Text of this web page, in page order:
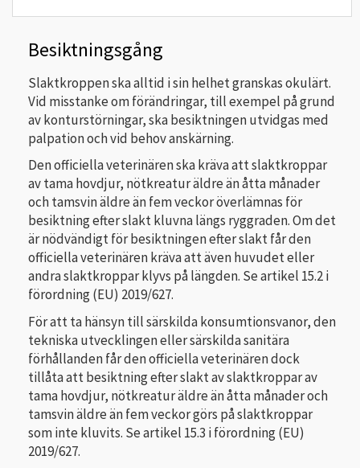
Besiktningsgång
Slaktkroppen ska alltid i sin helhet granskas okulärt.
Vid misstanke om förändringar, till exempel på grund
av konturstörningar, ska besiktningen utvidgas med
palpation och vid behov anskärning.
Den officiella veterinären ska kräva att slaktkroppar
av tama hovdjur, nötkreatur äldre än åtta månader
och tamsvin äldre än fem veckor överlämnas för
besiktning efter slakt kluvna längs ryggraden. Om det
är nödvändigt för besiktningen efter slakt får den
officiella veterinären kräva att även huvudet eller
andra slaktkroppar klyvs på längden. Se artikel 15.2 i
förordning (EU) 2019/627.
För att ta hänsyn till särskilda konsumtionsvanor, den
tekniska utvecklingen eller särskilda sanitära
förhållanden får den officiella veterinären dock
tillåta att besiktning efter slakt av slaktkroppar av
tama hovdjur, nötkreatur äldre än åtta månader och
tamsvin äldre än fem veckor görs på slaktkroppar
som inte kluvits. Se artikel 15.3 i förordning (EU)
2019/627.